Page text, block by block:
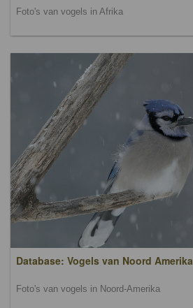
Foto's van vogels in Afrika
Database: Vogels van Noord Amerika
Foto's van vogels in Noord-Amerika